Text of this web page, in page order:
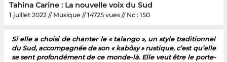
Tahina Carine : La nouvelle voix du Sud
1 juillet 2022 // Musique // 14725 vues // Nc : 150
Si elle a choisi de chanter le « talango », un style traditionnel
du Sud, accompagnée de son « kabôsy » rustique, c’est qu’elle
se sent profondément de ce monde-là. Elle veut être le porte-